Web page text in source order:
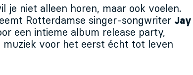
je niet alleen horen, maar ook voelen.
Rotterdamse singer-songwriter Jay
een intieme album release party,
muziek voor het eerst écht tot leven